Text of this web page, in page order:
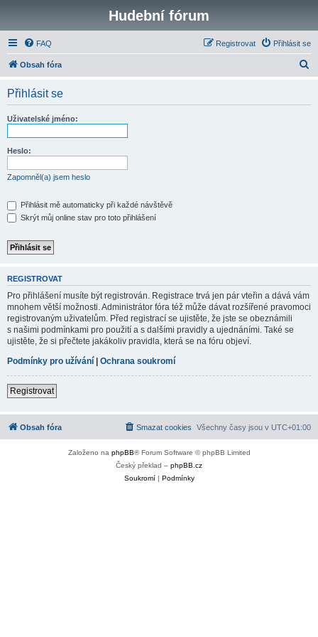
Hudební fórum
FAQ Přihlásit se
Registrovat
Obsah fóra
Přihlásit se
Uživatelské jméno:
Heslo:
Zapomněl(a) jsem heslo
Přihlásit mě automaticky při každé návštěvě
Skrýt můj online stav pro toto přihlášení
REGISTROVAT
Pro přihlášení musíte být registrován. Registrace trvá jen pár vteřin a dává vám
mnohem větší možnosti. Administrátor fóra též může dávat rozšířené pravomoci
registrovaným uživatelům. Před registrací se ujistěte, že jste se obeznámili
s našimi podmínkami pro použití a s dalšími pravidly a ujednáními. Také se
ujistěte, že si přečtete jakákoliv pravidla, která se na fóru objeví.
Podmínky pro užívání | Ochrana soukromí
Registrovat
Obsah fóra Všechny časy jsou v UTC+01:00
Smazat cookies
Založeno na phpBB® Forum Software © phpBB Limited
Český překlad – phpBB.cz
Soukromí| Podmínky